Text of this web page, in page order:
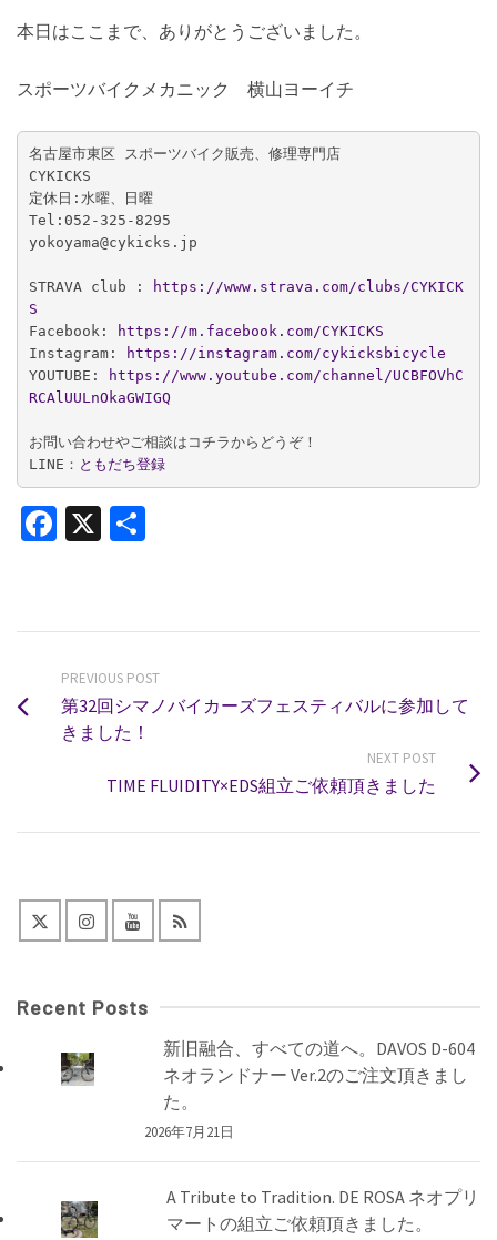
本日はここまで、ありがとうございました。
スポーツバイクメカニック 横山ヨーイチ
名古屋市東区 スポーツバイク販売、修理専門店
CYKICKS
定休日:水曜、日曜
Tel:052-325-8295
yokoyama@cykicks.jp
STRAVA club :
https://www.strava.com/clubs/CYKICK
S
Facebook:
https://m.facebook.com/CYKICKS
Instagram:
https://instagram.com/cykicksbicycle
YOUTUBE:
https://www.youtube.com/channel/UCBFOVhC
RCAlUULnOkaGWIGQ
お問い合わせやご相談はコチラからどうぞ！
LINE： ともだち登録
Facebook
X
PREVIOUS POST
第32回シマノバイカーズフェスティバルに参加して
きました！
NEXT POST
TIME FLUIDITY×EDS組立ご依頼頂きました
Recent Posts
新旧融合、すべての道へ。DAVOS D-604
ネオランドナー Ver.2のご注文頂きまし
た。
2026年7月21日
A Tribute to Tradition. DE ROSA ネオプリ
マートの組立ご依頼頂きました。